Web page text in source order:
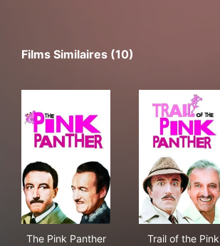
Films Similaires (10)
The Pink Panther
Trail of the Pink